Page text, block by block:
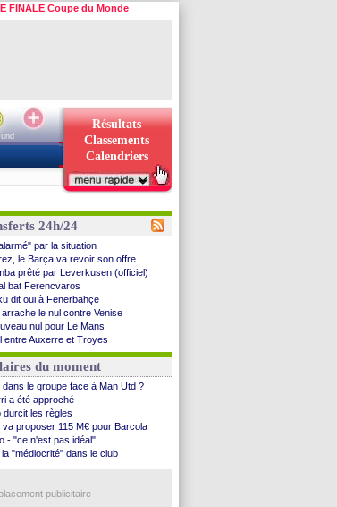
FINALE Coupe du Monde
Résultats
Classements
Calendriers
24h/24
par la situation
le Barça va revoir son offre
prêté par Leverkusen (officiel)
bat Ferencvaros
dit oui à Fenerbahçe
arrache le nul contre Venise
nul pour Le Mans
entre Auxerre et Troyes
Roberto a signé (officiel)
fait tomber Lorient
FC corrigé par Mayence
encore battu par Brentford
1-1 Man Utd (fini)
menacé par l’arrivée de...
ferme la porte pour Alvarez
par Sunderland avant le ...
Diomande arrive pour 40 M€
prolongé jusqu'en 2030 (officiel)
du moment
dans le groupe face à Man Utd ?
a été approché
durcit les règles
va proposer 115 M€ pour Barcola
- "ce n'est pas idéal"
la "médiocrité" dans le club
publicitaire